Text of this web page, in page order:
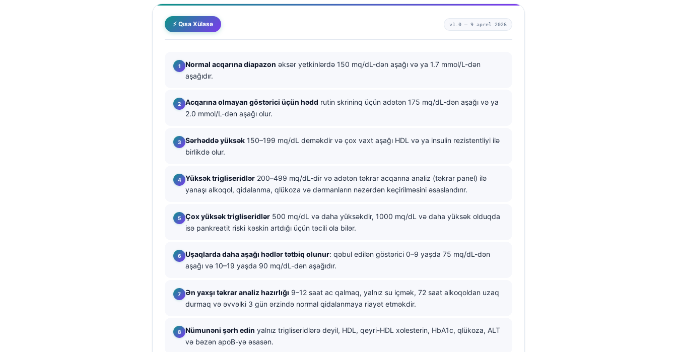
⚡ Qısa Xülasə v1.0 — 9 aprel 2026
Normal acqarına diapazon əksər yetkinlərdə 150 mq/dL-dən aşağı və ya 1.7 mmol/L-dən
aşağıdır.
Acqarına olmayan göstərici üçün hədd rutin skrininq üçün adətən 175 mq/dL-dən aşağı və ya
2.0 mmol/L-dən aşağı olur.
Sərhəddə yüksək 150–199 mq/dL deməkdir və çox vaxt aşağı HDL və ya insulin rezistentliyi ilə
birlikdə olur.
Yüksək trigliseridlər 200–499 mq/dL-dir və adətən təkrar acqarına analiz (təkrar panel) ilə
yanaşı alkoqol, qidalanma, qlükoza və dərmanların nəzərdən keçirilməsini əsaslandırır.
Çox yüksək trigliseridlər 500 mq/dL və daha yüksəkdir, 1000 mq/dL və daha yüksək olduqda
isə pankreatit riski kəskin artdığı üçün təcili ola bilər.
Uşaqlarda daha aşağı hədlər tətbiq olunur: qəbul edilən göstərici 0–9 yaşda 75 mq/dL-dən
aşağı və 10–19 yaşda 90 mq/dL-dən aşağıdır.
Ən yaxşı təkrar analiz hazırlığı 9–12 saat ac qalmaq, yalnız su içmək, 72 saat alkoqoldan uzaq
durmaq və əvvəlki 3 gün ərzində normal qidalanmaya riayət etməkdir.
Nümunəni şərh edin yalnız trigliseridlərə deyil, HDL, qeyri-HDL xolesterin, HbA1c, qlükoza, ALT
və bəzən apoB-yə əsasən.